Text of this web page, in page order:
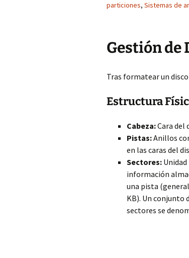
particiones, Sistemas de
Gestión de
Tras formatear un
Estructura
Cabeza:Cara del
Pistas:Anillos
en las caras del
Sectores:
información
una pista
KB). Un conjunto
sectores se